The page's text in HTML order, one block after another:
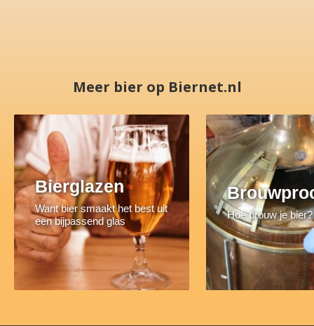
Meer bier op Biernet.nl
Bierglazen
Want bier smaakt het best uit
een bijpassend glas
Hoe brouw je bier?